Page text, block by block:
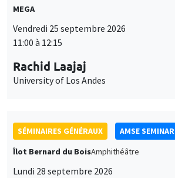
MEGA
Vendredi 25 septembre 2026
11:00 à 12:15
Rachid Laajaj
University of Los Andes
SÉMINAIRES GÉNÉRAUX
AMSE SEMINAR
Îlot Bernard du BoisAmphithéâtre
Lundi 28 septembre 2026